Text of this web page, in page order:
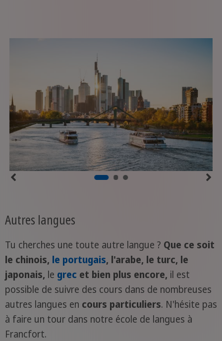
Autres langues
Tu cherches une toute autre langue ? Que ce soit
le chinois, le portugais, l'arabe, le turc, le
japonais, le grec et bien plus encore, il est
possible de suivre des cours dans de nombreuses
autres langues en cours particuliers. N'hésite pas
à faire un tour dans notre école de langues à
Francfort.